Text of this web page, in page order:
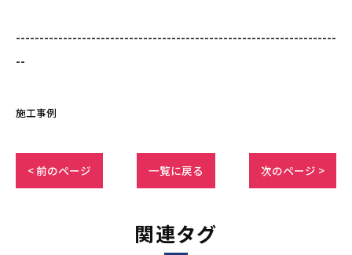
--------------------------------------------------------------------
--
施工事例
< 前のページ 一覧に戻る 次のページ >
関連タグ